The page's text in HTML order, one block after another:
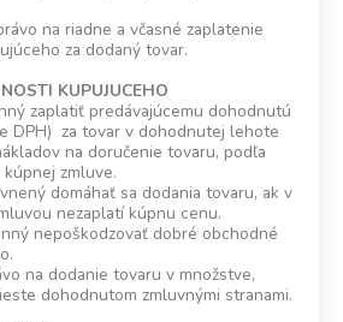
na riadne a včasné zaplatenie
za dodaný tovar.
KUPUJUCEHO
zaplatiť predávajúcemu dohodnutú
DPH) za tovar v dohodnutej lehote
na doručenie tovaru, podľa
zmluve.
domáhať sa dodania tovaru, ak v
nezaplatí kúpnu cenu.
nepoškodzovať dobré obchodné
na dodanie tovaru v množstve,
dohodnutom zmluvnými stranami.